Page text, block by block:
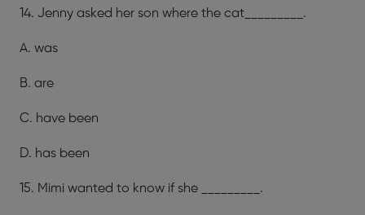
14. Jenny asked her son where the cat_________.
A. was
B. are
C. have been
D. has been
15. Mimi wanted to know if she _________.